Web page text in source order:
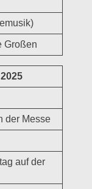
Großen
der Messe
auf der